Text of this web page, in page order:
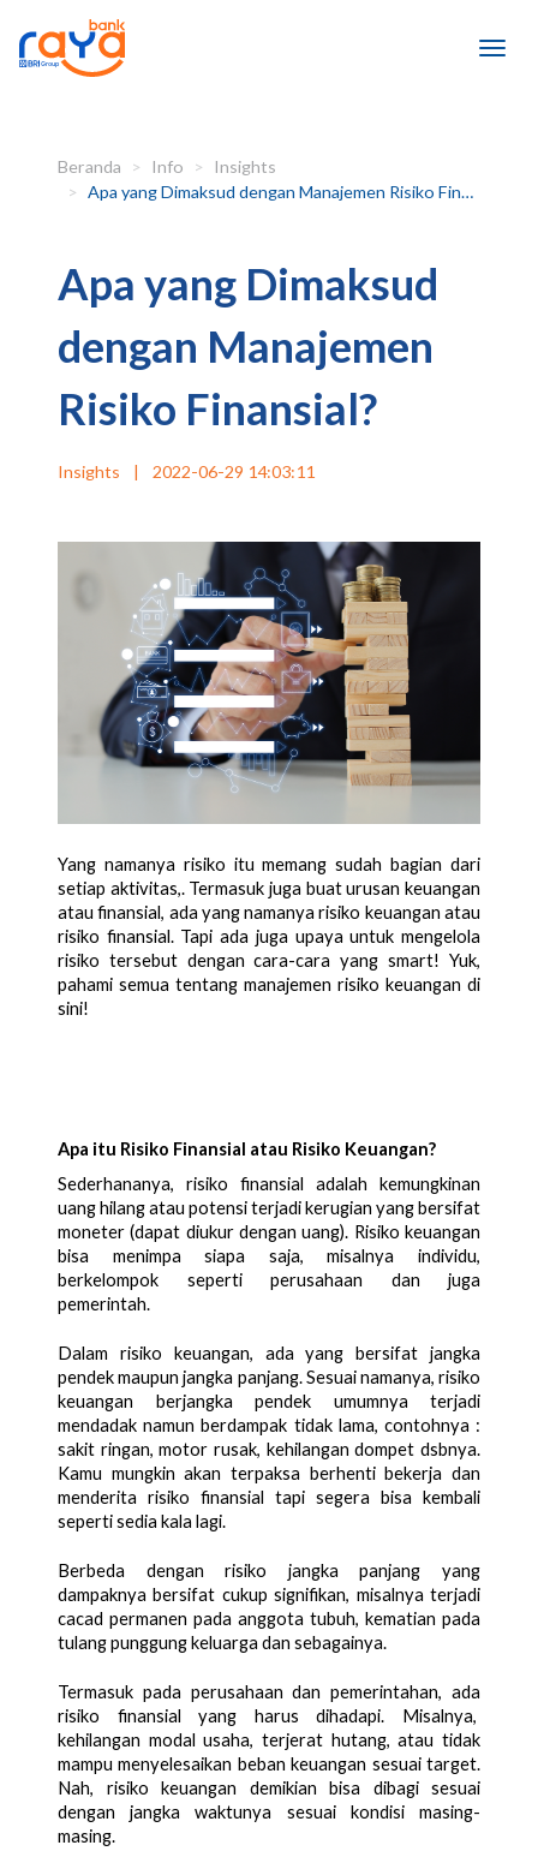
Beranda Info
Insights
Apa yang Dimaksud dengan Manajemen Risiko Finansial?
Apa yang Dimaksud
dengan Manajemen
Risiko Finansial?
Insights | 2022-06-29 14:03:11
Yang namanya risiko itu memang sudah bagian dari
setiap aktivitas,. Termasuk juga buat urusan keuangan
atau finansial, ada yang namanya risiko keuangan atau
risiko finansial. Tapi ada juga upaya untuk mengelola
risiko tersebut dengan cara-cara yang smart! Yuk,
pahami semua tentang manajemen risiko keuangan di
sini!
Apa itu Risiko Finansial atau Risiko Keuangan?
Sederhananya, risiko finansial adalah kemungkinan
uang hilang atau potensi terjadi kerugian yang bersifat
moneter (dapat diukur dengan uang). Risiko keuangan
bisa menimpa siapa saja, misalnya individu,
berkelompok seperti perusahaan dan juga
pemerintah.
Dalam risiko keuangan, ada yang bersifat jangka
pendek maupun jangka panjang. Sesuai namanya, risiko
keuangan berjangka pendek umumnya terjadi
mendadak namun berdampak tidak lama, contohnya :
sakit ringan, motor rusak, kehilangan dompet dsbnya.
Kamu mungkin akan terpaksa berhenti bekerja dan
menderita risiko finansial tapi segera bisa kembali
seperti sedia kala lagi.
Berbeda dengan risiko jangka panjang yang
dampaknya bersifat cukup signifikan, misalnya terjadi
cacad permanen pada anggota tubuh, kematian pada
tulang punggung keluarga dan sebagainya.
Termasuk pada perusahaan dan pemerintahan, ada
risiko finansial yang harus dihadapi. Misalnya,
kehilangan modal usaha, terjerat hutang, atau tidak
mampu menyelesaikan beban keuangan sesuai target.
Nah, risiko keuangan demikian bisa dibagi sesuai
dengan jangka waktunya sesuai kondisi masing-
masing.